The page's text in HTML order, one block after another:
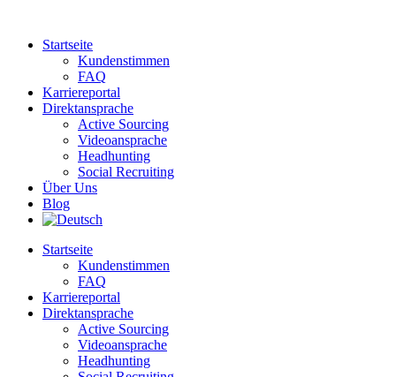
springenStartseite
Kundenstimmen
FAQ
Karriereportal
Direktansprache
Active Sourcing
Videoansprache
Headhunting
Social Recruiting
Über Uns
Blog
Startseite
Kundenstimmen
FAQ
Karriereportal
Direktansprache
Active Sourcing
Videoansprache
Headhunting